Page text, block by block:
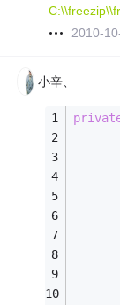
2010-
小辛、